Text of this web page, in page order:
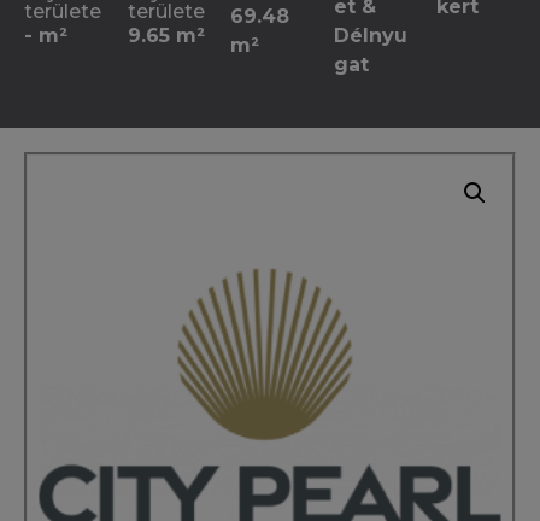
területe
- m²
területe
9.65 m²
69.48
m²
et &
Délnyu
gat
kert